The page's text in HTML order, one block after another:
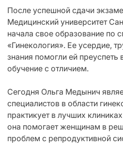
После успешной сдачи
Медицинский университет
начала свое образование по
«Гинекология». Ее усердие,
знания помогли ей преуспеть
обучение с отличием.
Сегодня Ольга Медынич
специалистов в области
практикует в лучших
она помогает женщинам в
проблем с репродуктивной